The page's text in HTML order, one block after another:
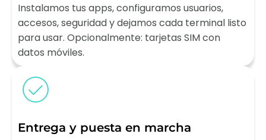
Instalamos tus apps, configuramos usuarios,
accesos, seguridad y dejamos cada terminal listo
para usar. Opcionalmente: tarjetas SIM con
datos móviles.
Entrega y puesta en marcha